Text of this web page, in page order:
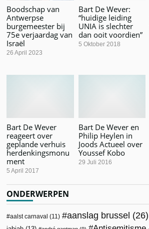
Boodschap van
Antwerpse
burgemeester bij
75e verjaardag van
Israël
26 April 2023
Bart De Wever:
“huidige leiding
UNIA is slechter
dan ooit voordien”
5 Oktober 2018
Bart De Wever
reageert over
geplande verhuis
herdenkingsmonu
ment
5 April 2017
Bart De Wever en
Philip Heylen in
Joods Actueel over
Youssef Kobo
29 Juli 2016
ONDERWERPEN
aalst carnaval (11) aanslag brussel (26)